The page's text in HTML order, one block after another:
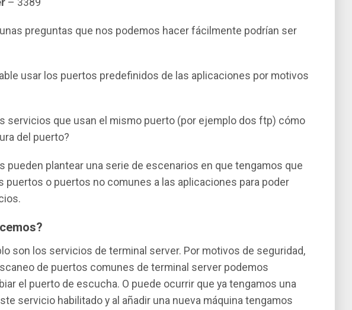
– 3389
preguntas que nos podemos hacer fácilmente podrí­an ser
usar los puertos predefinidos de las aplicaciones por motivos
servicios que usan el mismo puerto (por ejemplo dos ftp) cómo
del puerto?
pueden plantear una serie de escenarios en que tengamos que
puertos o puertos no comunes a las aplicaciones para poder
son los servicios de terminal server. Por motivos de seguridad,
de puertos comunes de terminal server podemos
el puerto de escucha. O puede ocurrir que ya tengamos una
servicio habilitado y al añadir una nueva máquina tengamos